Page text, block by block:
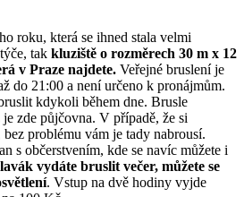
roku, která se ihned stala velmi
tak kluziště o rozměrech 30 m x 12
v Praze najdete. Veřejné bruslení je
do 21:00 a není určeno k pronájmům.
kdykoli během dne. Brusle
zde půjčovna. V případě, že si
problému vám je tady nabrousí.
s občerstvením, kde se navíc můžete i
vydáte bruslit večer, můžete se
. Vstup na dvě hodiny vyjde